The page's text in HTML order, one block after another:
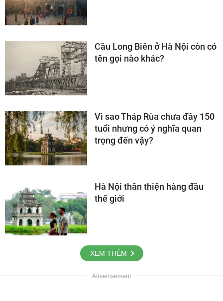
Cầu Long Biên ở Hà Nội còn có
tên gọi nào khác?
Vì sao Tháp Rùa chưa đầy 150
tuổi nhưng có ý nghĩa quan
trọng đến vậy?
Hà Nội thân thiện hàng đầu
thế giới
XEM THÊM